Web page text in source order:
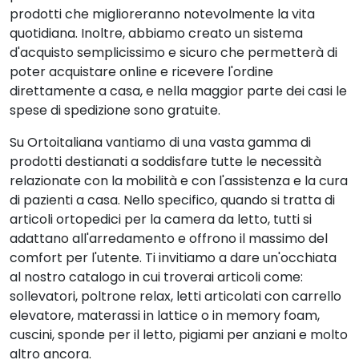
prodotti che miglioreranno notevolmente la vita
quotidiana. Inoltre, abbiamo creato un sistema
d'acquisto semplicissimo e sicuro che permetterà di
poter acquistare online e ricevere l'ordine
direttamente a casa, e nella maggior parte dei casi le
spese di spedizione sono gratuite.
Su Ortoitaliana vantiamo di una vasta gamma di
prodotti destianati a soddisfare tutte le necessità
relazionate con la mobilità e con l'assistenza e la cura
di pazienti a casa. Nello specifico, quando si tratta di
articoli ortopedici per la camera da letto, tutti si
adattano all'arredamento e offrono il massimo del
comfort per l'utente. Ti invitiamo a dare un'occhiata
al nostro catalogo in cui troverai articoli come:
sollevatori, poltrone relax, letti articolati con carrello
elevatore, materassi in lattice o in memory foam,
cuscini, sponde per il letto, pigiami per anziani e molto
altro ancora.